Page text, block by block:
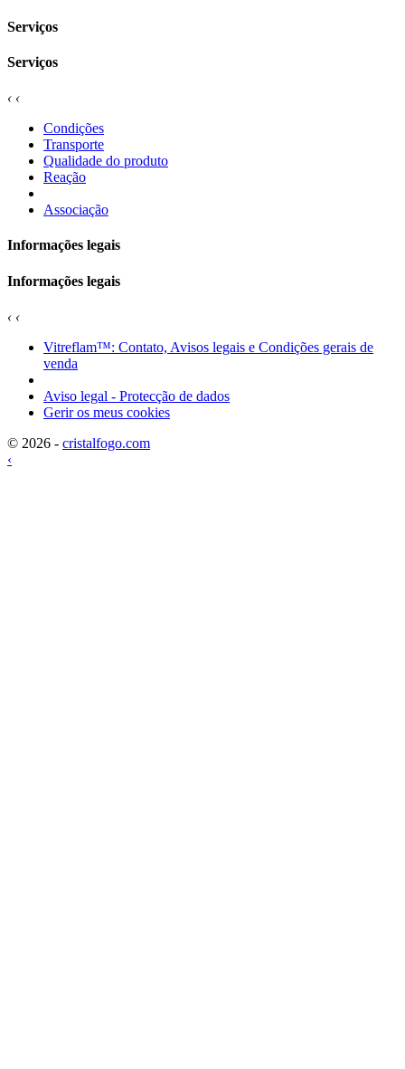
Serviços
Serviços
‹ ‹
Condições
Transporte
Qualidade do produto
Reação
Associação
Informações legais
Informações legais
‹ ‹
Vitreflam™: Contato, Avisos legais e Condições gerais de
venda
Aviso legal - Protecção de dados
Gerir os meus cookies
© 2026 - cristalfogo.com
‹